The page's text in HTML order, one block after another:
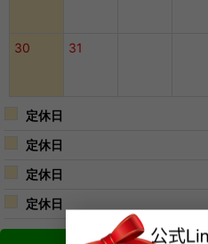
30 31
定休日
定休日
定休日
定休日